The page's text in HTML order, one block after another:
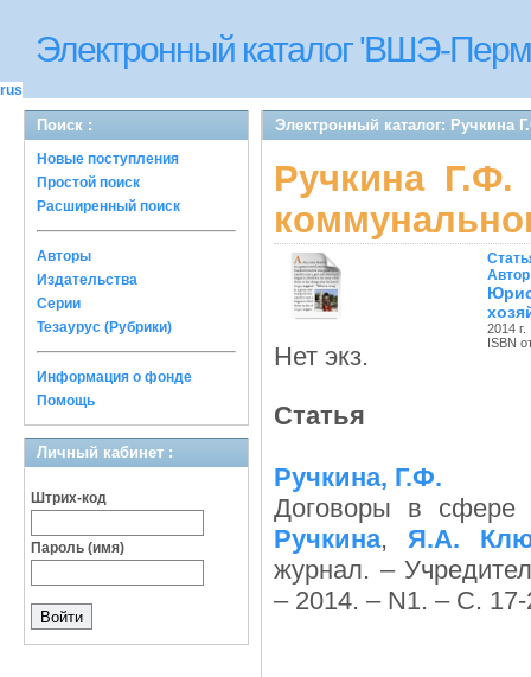
Электронный каталог 'ВШЭ-
rus
Поиск :
Новые поступления
Простой поиск
Расширенный поиск
Авторы
Издательства
Серии
Тезаурус (Рубрики)
Информация о фонде
Помощь
Личный кабинет :
Штрих-код
Пароль (имя)
Электронный каталог: Ручкина
Ручкина
Нет экз.
2014 г.
ISBN
Статья
Ручкина, Г.Ф.
Договоры в сфере
Ручкина,Я.А.
журнал. –
– 2014. – N1. – С.